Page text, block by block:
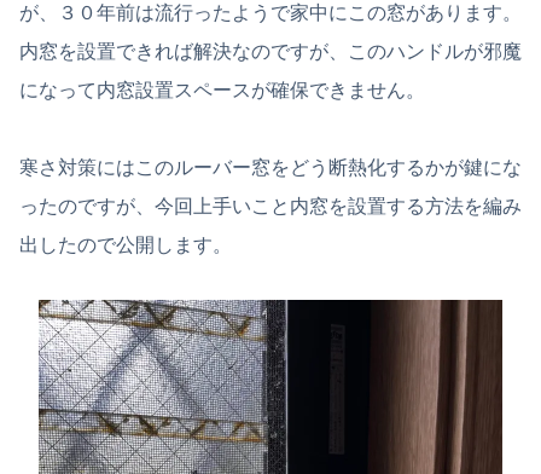
が、３０年前は流行ったようで家中にこの窓があります。
内窓を設置できれば解決なのですが、このハンドルが邪魔
になって内窓設置スペースが確保できません。
寒さ対策にはこのルーバー窓をどう断熱化するかが鍵にな
ったのですが、今回上手いこと内窓を設置する方法を編み
出したので公開します。